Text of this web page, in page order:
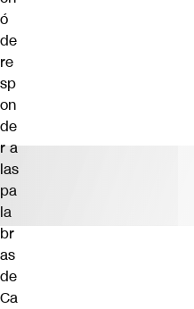
ó
de
re
sp
on
de
r a
las
pa
la
br
as
de
Ca